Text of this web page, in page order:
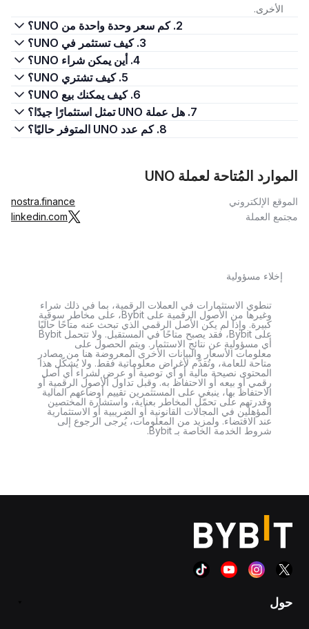
الأخرى.
2. كم سعر وحدة واحدة من UNO؟
3. كيف تستثمر في UNO؟
4. أين يمكن شراء UNO؟
5. كيف تشتري UNO؟
6. كيف يمكنك بيع UNO؟
7. هل عملة UNO تمثل استثمارًا جيدًا؟
8. كم عدد UNO المتوفر حاليًا؟
الموارد المُتاحة لعملة UNO
الموقع الإلكتروني
nostra.finance
مجتمع العملة
linkedin.com
إخلاء مسؤولية
تنطوي الاستثمارات في العملات الرقمية، بما في ذلك شراء
وغيرها من الأصول الرقمية على Bybit، على مخاطر سوقية
كبيرة. وإذا لم يكن الأصل الرقمي الذي تبحث عنه متاحًا حاليًا
على Bybit، فقد يصبح متاحًا في المستقبل. ولا تتحمل Bybit
أي مسؤولية عن نتائج الاستثمار. ويتم الحصول على
معلومات الأسعار والبيانات الأخرى المعروضة هنا من مصادر
متاحة للعامة، وتُقدَّم لأغراض معلوماتية فقط. ولا يُشكّل هذا
المحتوى نصيحة مالية أو أي توصية أو عرض لشراء أي أصل
رقمي أو بيعه أو الاحتفاظ به. وقبل تداول الأصول الرقمية أو
الاحتفاظ بها، ينبغي على المستثمرين تقييم أوضاعهم المالية
وقدرتهم على تحمّل المخاطر بعناية، واستشارة المختصين
المؤهلين في المجالات القانونية أو الضريبية أو الاستثمارية
عند الاقتضاء. ولمزيد من المعلومات، يُرجى الرجوع إلى
شروط الخدمة الخاصة بـ Bybit.
حول